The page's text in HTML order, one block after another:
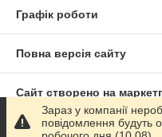
Графік роботи
Повна версія сайту
Сайт створено на
Політика конфіденційності
Зараз у компанії
повідомлення будуть